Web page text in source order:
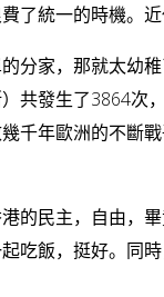
了統一的時機。
分家，那就太幼
共發生了3864次
千年歐洲的不斷
的民主，自由，
吃飯，挺好。同